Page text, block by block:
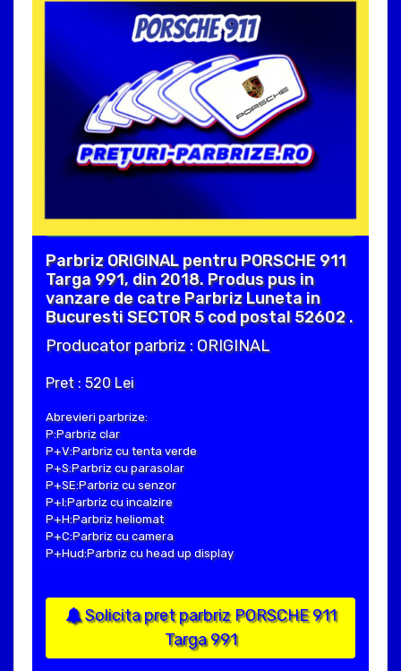
Parbriz ORIGINAL pentru PORSCHE 911
Targa 991, din 2018. Produs pus in
vanzare de catre Parbriz Luneta in
Bucuresti SECTOR 5 cod postal 52602 .
Producator parbriz : ORIGINAL
Pret : 520 Lei
Abrevieri parbrize:
P:Parbriz clar
P+V:Parbriz cu tenta verde
P+S:Parbriz cu parasolar
P+SE:Parbriz cu senzor
P+I:Parbriz cu incalzire
P+H:Parbriz heliomat
P+C:Parbriz cu camera
P+Hud:Parbriz cu head up display
Solicita pret parbriz PORSCHE 911
Targa 991